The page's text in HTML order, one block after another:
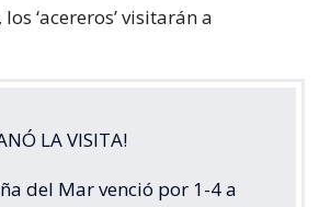
‘acereros’ visitarán a
LA VISITA!
del Mar venció por 1-4 a